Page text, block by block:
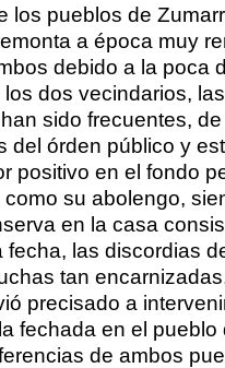
los pueblos de
a época muy
debido a la poca
dos vecindarios,
sido frecuentes,
del órden público y
positivo en el fondo
su abolengo,
en la casa
fecha, las discordias
tan
precisado a
fechada en el
de ambos